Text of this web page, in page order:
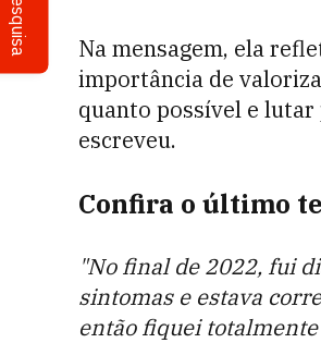
Pesquisa
Na mensagem, ela
importância de
quanto possível e lutar
escreveu.
Confira o último
"No final de 2022, fui
sintomas e estava
então fiquei